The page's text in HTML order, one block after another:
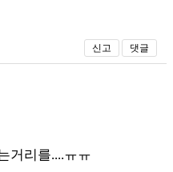
신고 댓글
거리를....ㅠㅠ